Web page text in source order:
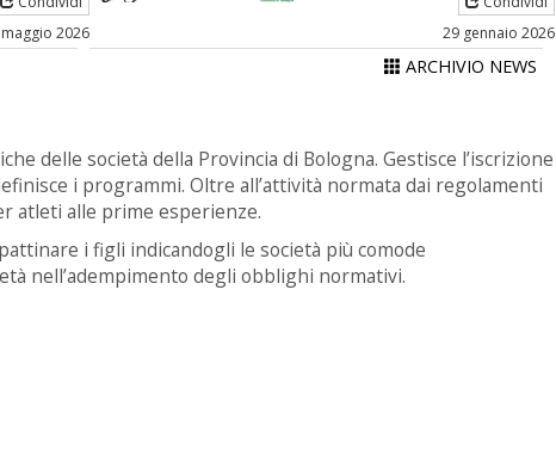
2026
29 gennaio 2026
ARCHIVIO NEWS
delle società della Provincia di Bologna. Gestisce l’iscrizione
i programmi. Oltre all’attività normata dai regolamenti
atleti alle prime esperienze.
i figli indicandogli le società più comode
nell’adempimento degli obblighi normativi.